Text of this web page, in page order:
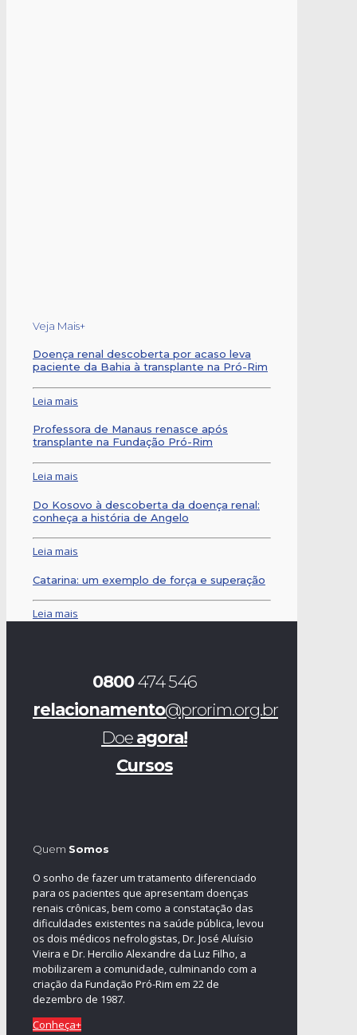
Veja Mais+
Doença renal descoberta por acaso leva
paciente da Bahia à transplante na Pró-Rim
Leia mais
Professora de Manaus renasce após
transplante na Fundação Pró-Rim
Leia mais
Do Kosovo à descoberta da doença renal:
conheça a história de Angelo
Leia mais
Catarina: um exemplo de força e superação
Leia mais
0800474 546
relacionamento@prorim.org.br
Doe agora!
Cursos
Quem Somos
O sonho de fazer um tratamento diferenciado
para os pacientes que apresentam doenças
renais crônicas, bem como a constatação das
dificuldades existentes na saúde pública, levou
os dois médicos nefrologistas, Dr. José Aluísio
Vieira e Dr. Hercilio Alexandre da Luz Filho, a
mobilizarem a comunidade, culminando com a
criação da Fundação Pró-Rim em 22 de
dezembro de 1987.
Conheça+